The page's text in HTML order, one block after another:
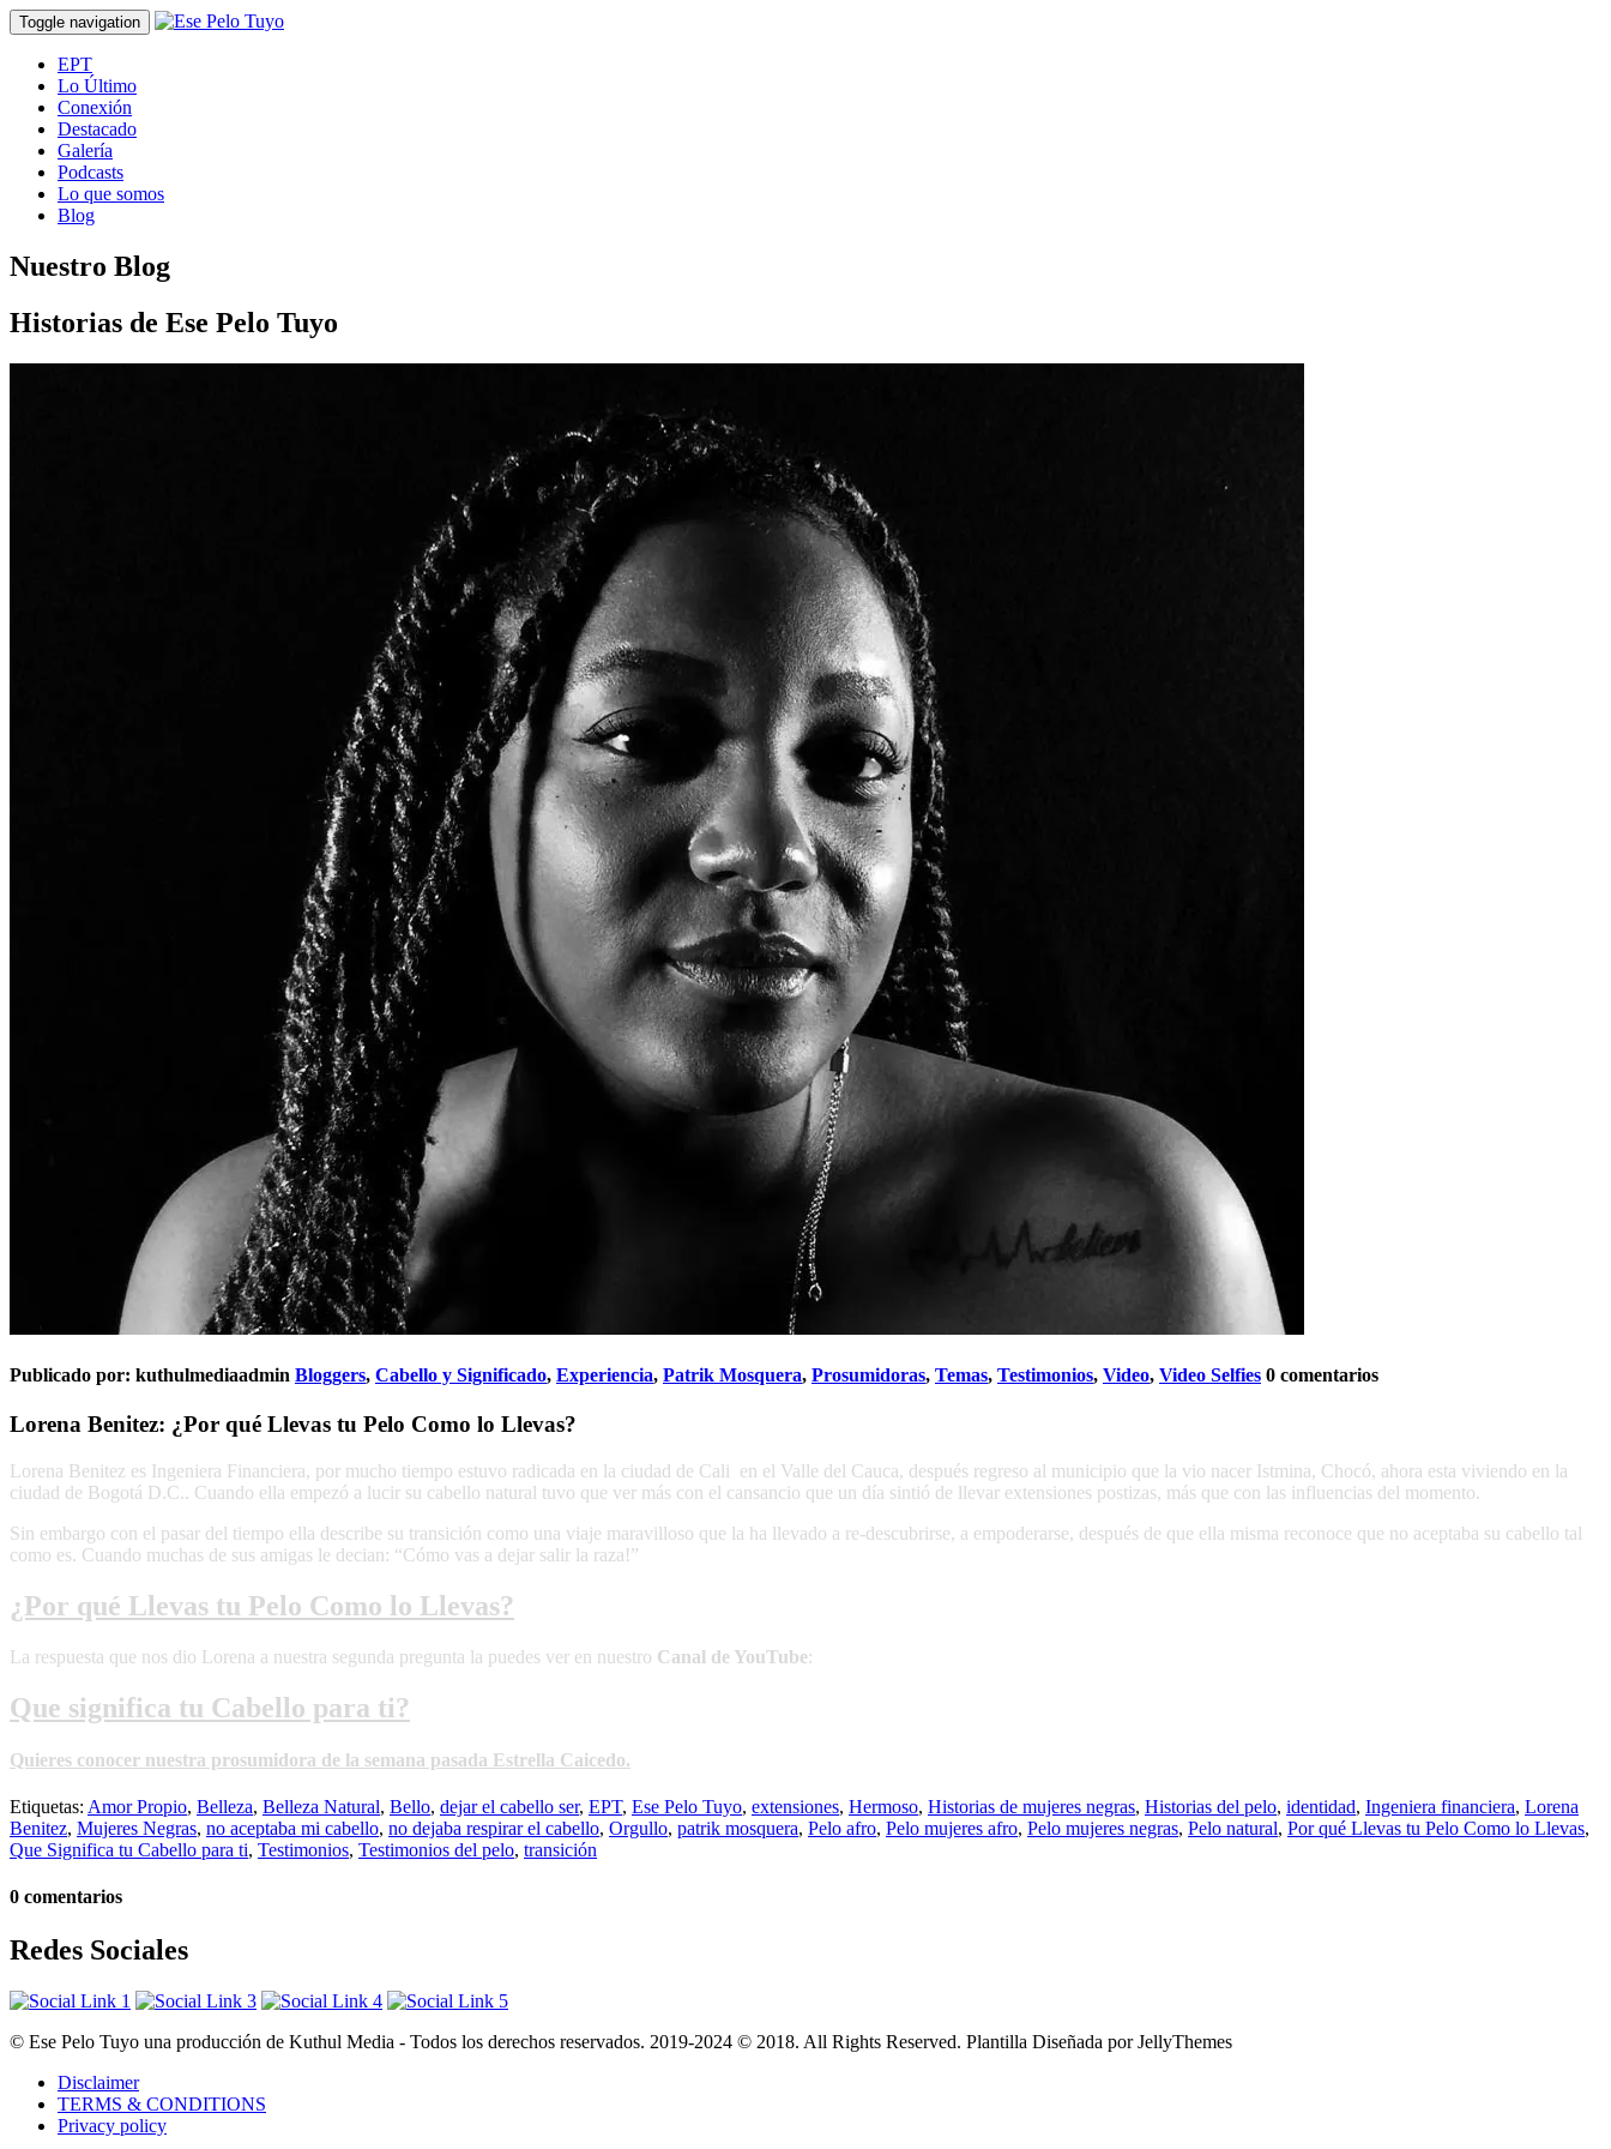
Toggle navigation
EPT
Lo Último
Conexión
Destacado
Galería
Podcasts
Lo que somos
Blog
Nuestro Blog
Historias de Ese Pelo Tuyo
Publicado por: kuthulmediaadmin Bloggers, Cabello y Significado, Experiencia, Patrik Mosquera, Prosumidoras, Temas, Testimonios, Video, Video Selfies 0 comentarios
Lorena Benitez: ¿Por qué Llevas tu Pelo Como lo Llevas?
Lorena Benitez es Ingeniera Financiera, por mucho tiempo estuvo radicada en la ciudad de Cali en el Valle del Cauca, después regreso al municipio que la vio nacer Istmina, Chocó, ahora esta viviendo en la
ciudad de Bogotá D.C.. Cuando ella empezó a lucir su cabello natural tuvo que ver más con el cansancio que un día sintió de llevar extensiones postizas, más que con las influencias del momento.
Sin embargo con el pasar del tiempo ella describe su transición como una viaje maravilloso que la ha llevado a re-descubrirse, a empoderarse, después de que ella misma reconoce que no aceptaba su cabello tal
como es. Cuando muchas de sus amigas le decian: “Cómo vas a dejar salir la raza!”
¿Por qué Llevas tu Pelo Como lo Llevas?
La respuesta que nos dio Lorena a nuestra segunda pregunta la puedes ver en nuestro Canal de YouTube:
Que significa tu Cabello para ti?
Quieres conocer nuestra prosumidora de la semana pasada Estrella Caicedo.
Etiquetas: Amor Propio, Belleza, Belleza Natural, Bello, dejar el cabello ser, EPT, Ese Pelo Tuyo, extensiones, Hermoso, Historias de mujeres negras, Historias del pelo, identidad, Ingeniera financiera, Lorena
Benitez, Mujeres Negras, no aceptaba mi cabello, no dejaba respirar el cabello, Orgullo, patrik mosquera, Pelo afro, Pelo mujeres afro, Pelo mujeres negras, Pelo natural, Por qué Llevas tu Pelo Como lo Llevas,
Que Significa tu Cabello para ti, Testimonios, Testimonios del pelo, transición
0 comentarios
Redes Sociales
© Ese Pelo Tuyo una producción de Kuthul Media - Todos los derechos reservados. 2019-2024 © 2018. All Rights Reserved. Plantilla Diseñada por JellyThemes
Disclaimer
TERMS & CONDITIONS
Privacy policy